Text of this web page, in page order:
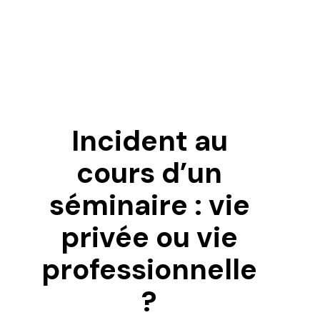
Incident au
cours d’un
séminaire : vie
privée ou vie
professionnelle
?